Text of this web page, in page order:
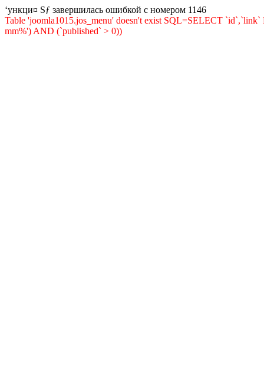
‘ункци¤ Ѕƒ завершилась ошибкой с номером 1146
Table 'joomla1015.jos_menu' doesn't exist SQL=SELECT
mm%') AND (`published` > 0))